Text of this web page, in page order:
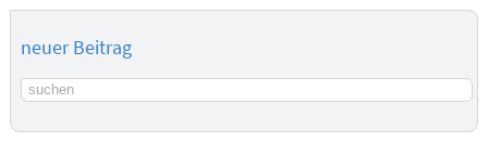
neuer Beitrag
Suchbegriff